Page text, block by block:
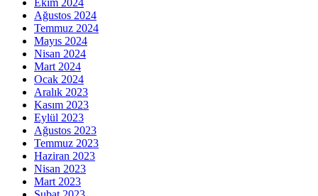
Ekim 2024
Ağustos 2024
Temmuz 2024
Mayıs 2024
Nisan 2024
Mart 2024
Ocak 2024
Aralık 2023
Kasım 2023
Eylül 2023
Ağustos 2023
Temmuz 2023
Haziran 2023
Nisan 2023
Mart 2023